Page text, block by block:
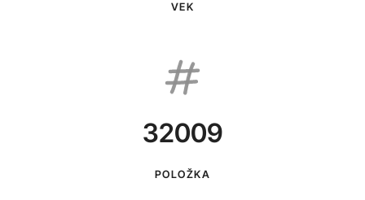
VEK
32009
POLOŽKA